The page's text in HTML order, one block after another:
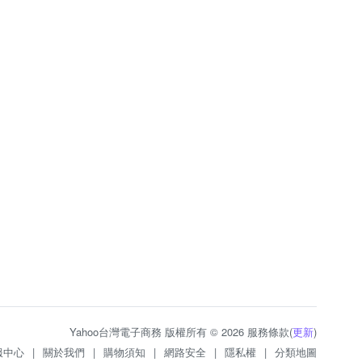
Yahoo台灣電子商務 版權所有 © 2026 服務條款(更新)
中心 | 關於我們 | 購物須知 | 網路安全 | 隱私權 | 分類地圖